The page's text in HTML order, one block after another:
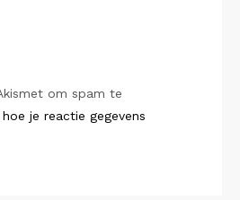
om spam te
hoe je reactie gegevens